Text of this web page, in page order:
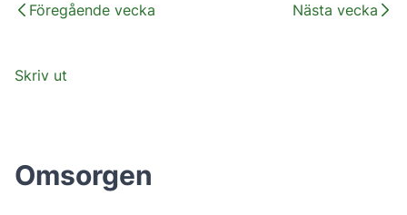
Föregående vecka Nästa vecka
Skriv ut
Omsorgen